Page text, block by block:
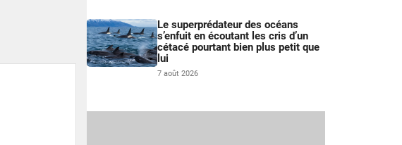
Le superprédateur des océans
s’enfuit en écoutant les cris d’un
cétacé pourtant bien plus petit que
lui
7 août 2026